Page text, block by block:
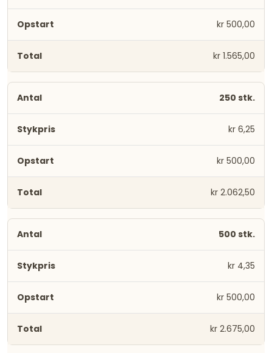
kr 500,00
kr 1.565,00
250 stk.
kr 6,25
kr 500,00
kr 2.062,50
500 stk.
kr 4,35
kr 500,00
kr 2.675,00